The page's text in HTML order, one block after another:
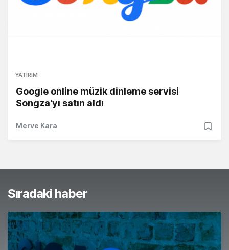
YATIRIM
Google online müzik dinleme servisi
Songza'yı satın aldı
Merve Kara
Sıradaki haber